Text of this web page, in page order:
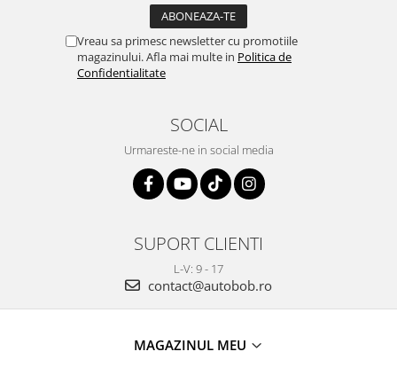
Vreau sa primesc newsletter cu promotiile
magazinului. Afla mai multe in Politica de
Confidentialitate
SOCIAL
Urmareste-ne in social media
SUPORT CLIENTI
L-V: 9 - 17
contact@autobob.ro
MAGAZINUL MEU